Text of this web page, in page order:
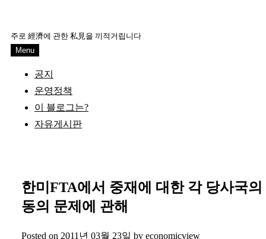
content
주로 經濟에 관한 私見을 끼적거립니다
Menu
공지
운영정책
이 블로그는?
자유게시판
한미FTA에서 중재에 대한 각 당사국의
동의 문제에 관해
Posted on 2011년 03월 23일 by economicview